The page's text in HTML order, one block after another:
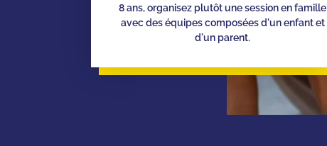
8 ans, organisez plutôt une session en famille
avec des équipes composées d'un enfant et
d'un parent.